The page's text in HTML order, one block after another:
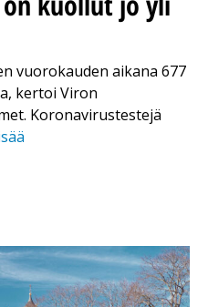
vuorokauden aikana 677
kertoi Viron
Koronavirustestejä